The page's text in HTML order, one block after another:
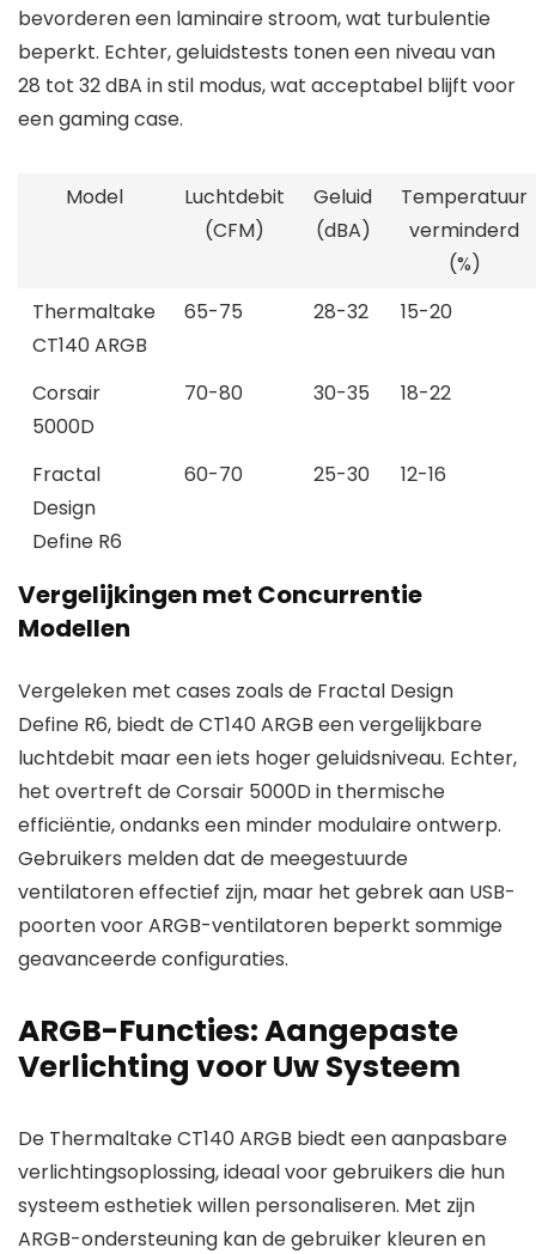
bevorderen een laminaire stroom, wat turbulentie
beperkt. Echter, geluidstests tonen een niveau van
28 tot 32 dBA in stil modus, wat acceptabel blijft voor
een gaming case.
Model
Luchtdebit
(CFM)
Geluid
(dBA)
Temperatuur
verminderd
(%)
Thermaltake
CT140 ARGB
65-75 28-32 15-20
Corsair
5000D
70-80 30-35 18-22
Fractal
Design
Define R6
60-70 25-30 12-16
Vergelijkingen met Concurrentie
Modellen
Vergeleken met cases zoals de Fractal Design
Define R6, biedt de CT140 ARGB een vergelijkbare
luchtdebit maar een iets hoger geluidsniveau. Echter,
het overtreft de Corsair 5000D in thermische
efficiëntie, ondanks een minder modulaire ontwerp.
Gebruikers melden dat de meegestuurde
ventilatoren effectief zijn, maar het gebrek aan USB-
poorten voor ARGB-ventilatoren beperkt sommige
geavanceerde configuraties.
ARGB-Functies: Aangepaste
Verlichting voor Uw Systeem
De Thermaltake CT140 ARGB biedt een aanpasbare
verlichtingsoplossing, ideaal voor gebruikers die hun
systeem esthetiek willen personaliseren. Met zijn
ARGB-ondersteuning kan de gebruiker kleuren en